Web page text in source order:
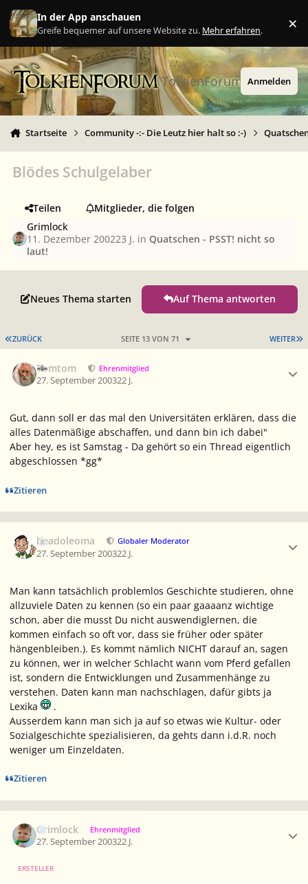
Zu Inhalt springen
In der App anschauen
Greife bequemer auf unsere Website zu. Mehr erfahren. ×
TolkienForum Anmelden
Startseite Community -:- Die Leutz hier halt so :-)
Blödes Schulgelaber
Teilen
Mitglieder, die folgen
Grimlock
11. Dezember 200223 J. in Quatschen - PSST! nicht so
laut!
Neues Thema starten Auf Thema antworten
ERSTE SEITE
ZURÜCK WEITER
SEITE 13 VON 71
Tomtom Ehrenmitglied
27. September 200322 J.
Gut, dann soll er das mal den Universitäten erklären, dass die
alles Datenmäßige abschaffen, und dann bin ich dabei"
Aber hey, es ist Samstag - Da gehört so ein Thread eigentlich
abgeschlossen *gg*
Zitieren
beadoleoma Globaler Moderator
27. September 200322 J.
Man kann tatsächlich problemlos Geschichte studieren, ohne
allzuviele Daten zu kennen (so ein paar gaaaanz wichtige
schon, aber die musst Du nicht auswendiglernen, die
kommen einfach so oft vor, dass sie früher oder später
hängenbleiben.). Es kommt nämlich NICHT darauf an, sagen
zu können, wer in welcher Schlacht wann vom Pferd gefallen
ist, sondern die Entwicklungen und Zusammenhänge zu
verstehen. Daten kann man nachschlagen, dafür gibts ja
Lexika
.
Ausserdem kann man sich ja auf so etwas wie Kultur- oder
Sozialgeschichte spezialisieren, da gehts dann i.d.R. noch
weniger um Einzeldaten.
Zitieren
Grimlock Ehrenmitglied
27. September 200322 J.
ERSTELLER